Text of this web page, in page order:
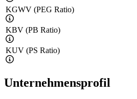
KGWV (PEG Ratio)
KBV (PB Ratio)
KUV (PS Ratio)
Unternehmensprofil